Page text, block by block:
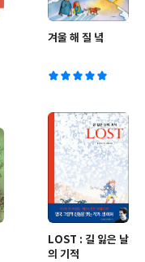
겨울 해 질 녘
LOST : 길 잃은 날
의 기적